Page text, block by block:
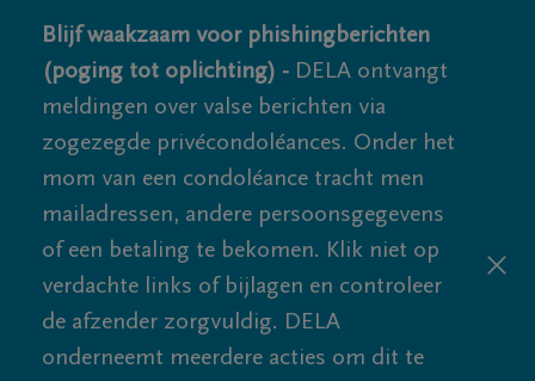
Blijf waakzaam voor phishingberichten
(poging tot oplichting) - DELA ontvangt
meldingen over valse berichten via
zogezegde privécondoléances. Onder het
mom van een condoléance tracht men
mailadressen, andere persoonsgegevens
of een betaling te bekomen. Klik niet op
verdachte links of bijlagen en controleer
de afzender zorgvuldig. DELA
onderneemt meerdere acties om dit te